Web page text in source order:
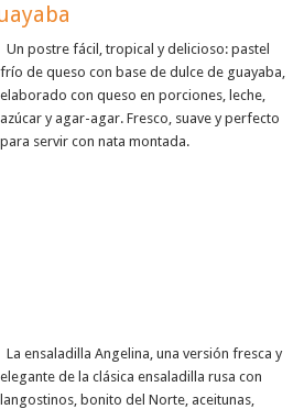
Un postre fácil, tropical y delicioso: pastel
frío de queso con base de dulce de guayaba,
elaborado con queso en porciones, leche,
azúcar y agar-agar. Fresco, suave y perfecto
para servir con nata montada.
La ensaladilla Angelina, una versión fresca y
elegante de la clásica ensaladilla rusa con
langostinos, bonito del Norte, aceitunas,